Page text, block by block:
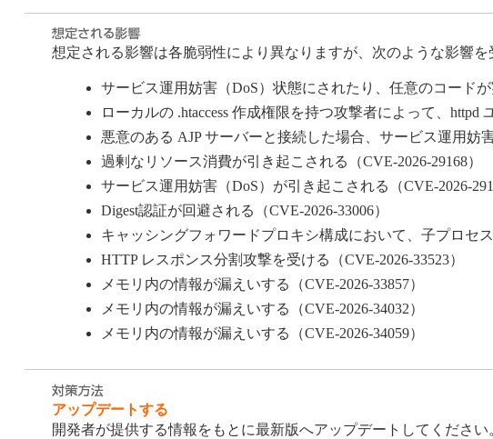
想定される影響は各脆弱性により異なりますが、次のような影響を
サービス運用妨害（DoS）状態にされたり、任意のコードが
ローカルの .htaccess 作成権限を持つ攻撃者によって、httpd
悪意のある AJP サーバーと接続した場合、サービス運用妨
過剰なリソース消費が引き起こされる（CVE-2026-29168）
サービス運用妨害（DoS）が引き起こされる（CVE-2026-
Digest認証が回避される（CVE-2026-33006）
キャッシングフォワードプロキシ構成において、子プロセ
HTTP レスポンス分割攻撃を受ける（CVE-2026-33523）
メモリ内の情報が漏えいする（CVE-2026-33857）
メモリ内の情報が漏えいする（CVE-2026-34032）
メモリ内の情報が漏えいする​（CVE-2026-34059）
アップデートする
開発者が提供する情報をもとに最新版へアップデートしてください